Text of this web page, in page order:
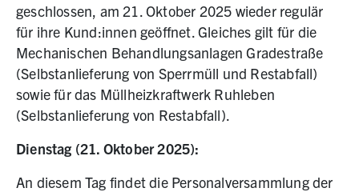
geschlossen, am 21. Oktober 2025 wieder regulär
für ihre Kund:innen geöffnet. Gleiches gilt für die
Mechanischen Behandlungsanlagen Gradestraße
(Selbstanlieferung von Sperrmüll und Restabfall)
sowie für das Müllheizkraftwerk Ruhleben
(Selbstanlieferung von Restabfall).
Dienstag (21. Oktober 2025):
An diesem Tag findet die Personalversammlung der